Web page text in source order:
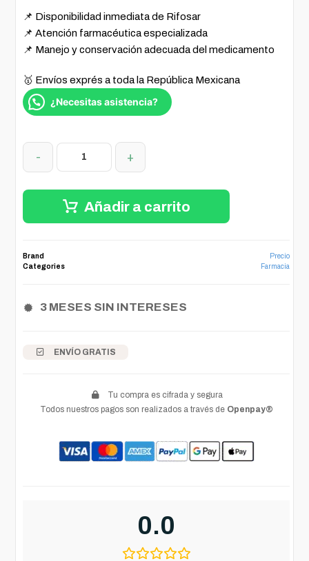
📌 Disponibilidad inmediata de Rifosar
📌 Atención farmacéutica especializada
📌 Manejo y conservación adecuada del medicamento
🥇 Envíos exprés a toda la República Mexicana
¿Necesitas asistencia?
- +
Añadir a carrito
Brand
Precio
Categories
Farmacia
3 MESES SIN INTERESES
ENVÍO GRATIS
Tu compra es cifrada y segura
Todos nuestros pagos son realizados a través de Openpay®
0.0